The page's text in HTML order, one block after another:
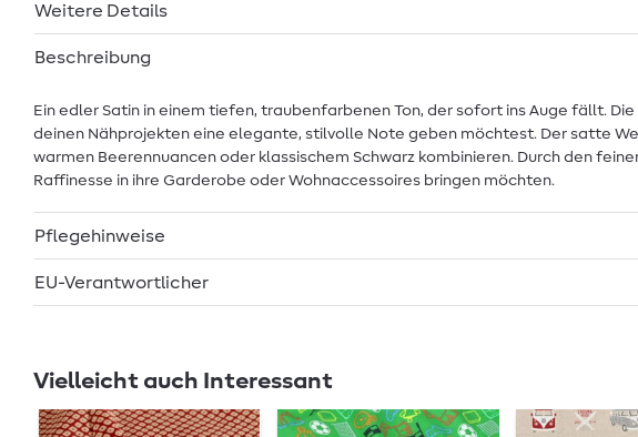
Weitere Details
Beschreibung
Ein edler Satin in einem tiefen, traubenfarbenen Ton, der sofort ins Auge fällt.
deinen Nähprojekten eine elegante, stilvolle Note geben möchtest. Der satte
warmen Beerennuancen oder klassischem Schwarz kombinieren. Durch den
Raffinesse in ihre Garderobe oder Wohnaccessoires bringen möchten.
Pflegehinweise
EU-Verantwortlicher
Vielleicht auch Interessant